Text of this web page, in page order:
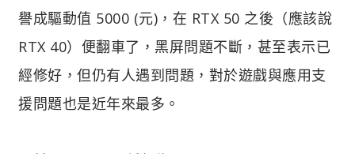
譽成驅動值 5000 (元)，在 RTX 50 之後（應該說
RTX 40）便翻車了，黑屏問題不斷，甚至表示已
經修好，但仍有人遇到問題，對於遊戲與應用支
援問題也是近年來最多。